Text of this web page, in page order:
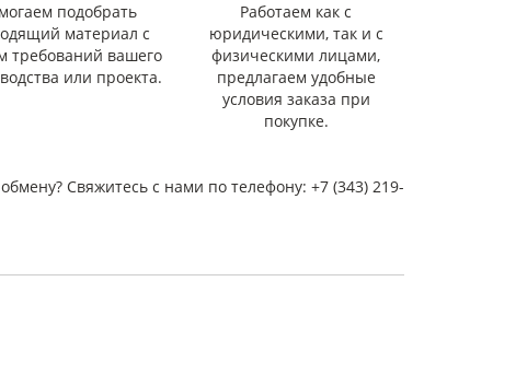
подобрать
материал с
требований вашего
или проекта.
Работаем как с
юридическими, так и с
физическими лицами,
предлагаем удобные
условия заказа при
покупке.
Свяжитесь с нами по телефону: +7 (343) 219-